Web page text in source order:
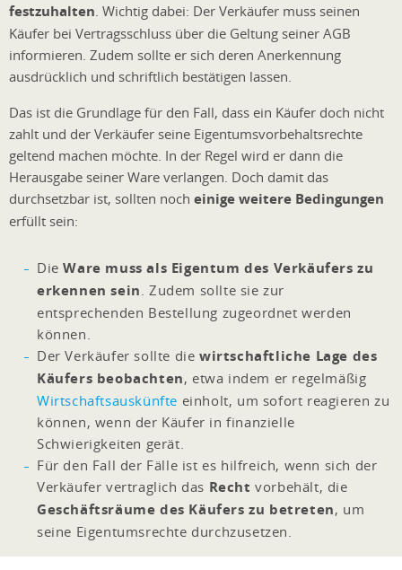
festzuhalten . Wichtig dabei: Der Verkäufer muss seinen
Käufer bei Vertragsschluss über die Geltung seiner AGB
informieren. Zudem sollte er sich deren Anerkennung
ausdrücklich und schriftlich bestätigen lassen.
Das ist die Grundlage für den Fall, dass ein Käufer doch nicht
zahlt und der Verkäufer seine Eigentumsvorbehaltsrechte
geltend machen möchte. In der Regel wird er dann die
Herausgabe seiner Ware verlangen. Doch damit das
durchsetzbar ist, sollten noch einige weitere Bedingungen
erfüllt sein:
DieWare muss als Eigentum des Verkäufers zu
erkennen sein . Zudem sollte sie zur
entsprechenden Bestellung zugeordnet werden
können.
Der Verkäufer sollte die wirtschaftliche Lage des
Käufers beobachten, etwa indem er regelmäßig
Wirtschaftsauskünfte einholt, um sofort reagieren zu
können, wenn der Käufer in finanzielle
Schwierigkeiten gerät.
Für den Fall der Fälle ist es hilfreich, wenn sich der
Verkäufer vertraglich das Recht vorbehält, die
Geschäftsräume des Käufers zu betreten, um
seine Eigentumsrechte durchzusetzen.